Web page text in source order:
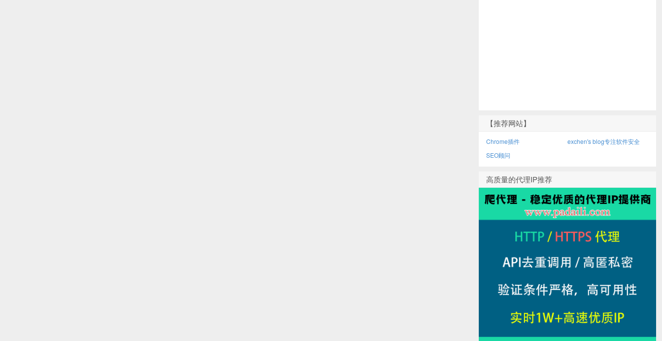
【推荐网站】
Chrome插件
exchen's blog专注软件安全
SEO顾问
高质量的代理IP推荐